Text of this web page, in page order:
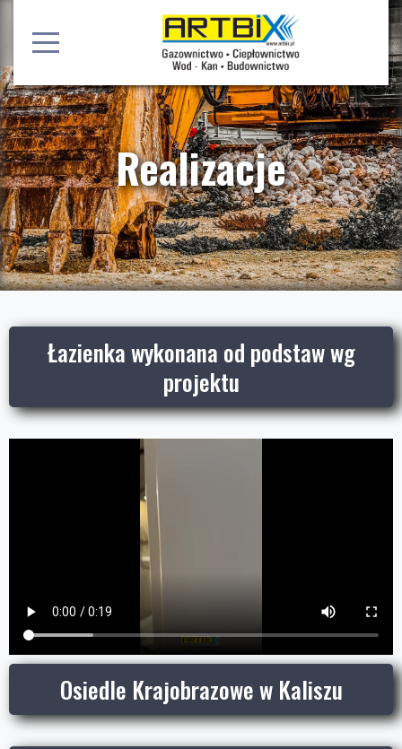
Realizacje
Łazienka wykonana od podstaw wg
projektu
Osiedle Krajobrazowe w Kaliszu